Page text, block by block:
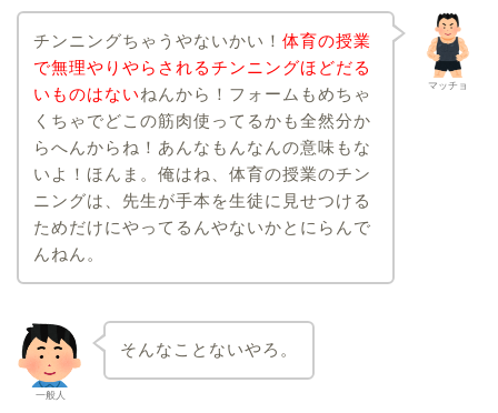
マッチョ
チンニングちゃうやないかい！ 体育の授業
で無理やりやらされるチンニングほどだる
いものはないねんから！フォームもめちゃ
くちゃでどこの筋肉使ってるかも全然分か
らへんからね！あんなもんなんの意味もな
いよ！ほんま。俺はね、体育の授業のチン
ニングは、先生が手本を生徒に見せつける
ためだけにやってるんやないかとにらんで
んねん。
一般人
そんなことないやろ。